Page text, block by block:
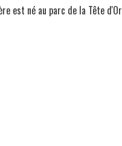
est né au parc de la Tête d'Or